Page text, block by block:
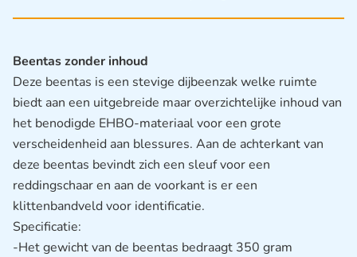
Beentas zonder inhoud
Deze beentas is een stevige dijbeenzak welke ruimte
biedt aan een uitgebreide maar overzichtelijke inhoud van
het benodigde EHBO-materiaal voor een grote
verscheidenheid aan blessures. Aan de achterkant van
deze beentas bevindt zich een sleuf voor een
reddingschaar en aan de voorkant is er een
klittenbandveld voor identificatie.
Specificatie:
-Het gewicht van de beentas bedraagt 350 gram